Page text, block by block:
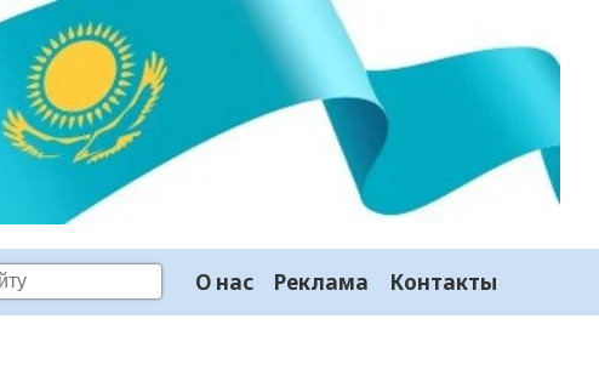
О нас Реклама Контакты